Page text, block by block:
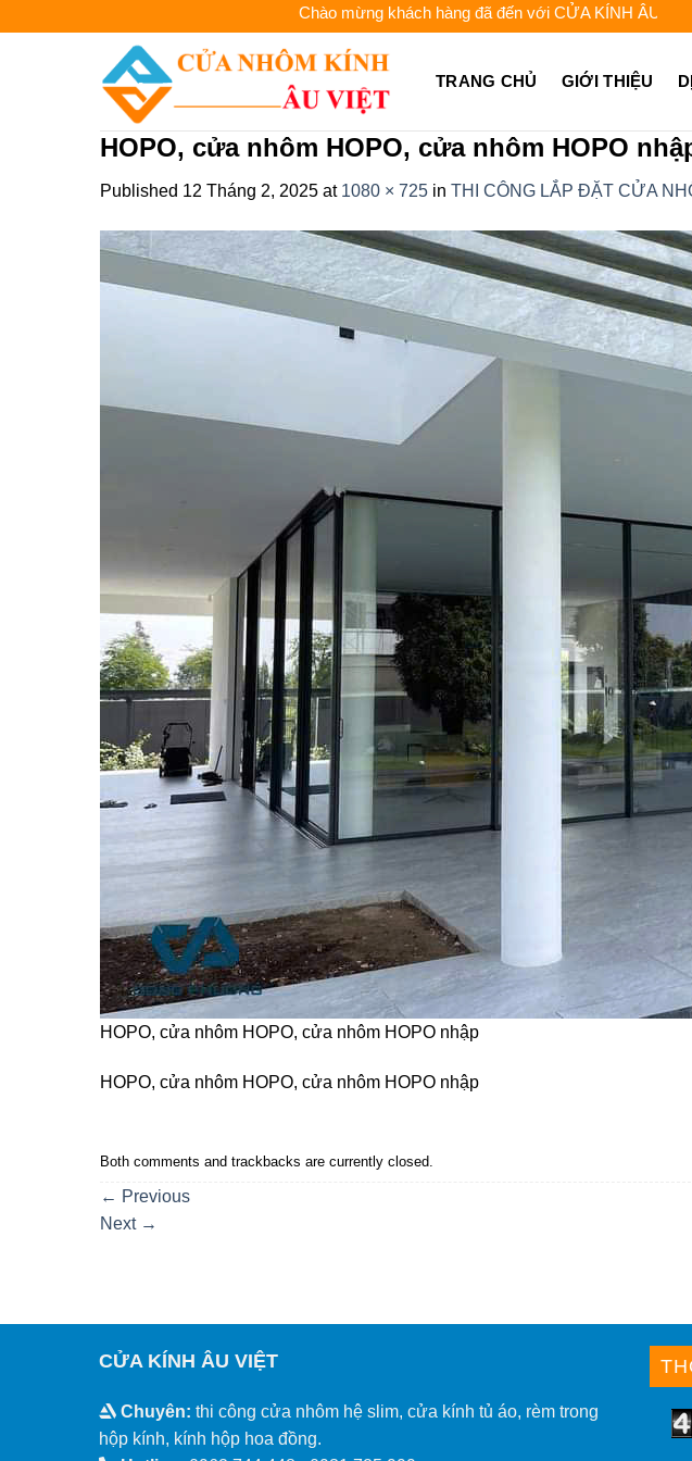
Chào mừng khách hàng đã đến với CỬA KÍNH ÂU VIỆT -
TRANG CHỦ GIỚI THIỆU
HOPO, cửa nhôm HOPO, cửa nhôm HOPO
Published 12 Tháng 2, 2025 at 1080 × 725 in THI CÔNG LẮP ĐẶT CỬA
HOPO, cửa nhôm HOPO, cửa nhôm HOPO nhập
HOPO, cửa nhôm HOPO, cửa nhôm HOPO nhập
Both comments and trackbacks are currently closed.
← Previous
Next →
CỬA KÍNH ÂU VIỆT
Chuyên: thi công cửa nhôm hệ slim, cửa kính tủ áo, rèm trong
hộp kính, kính hộp hoa đồng.